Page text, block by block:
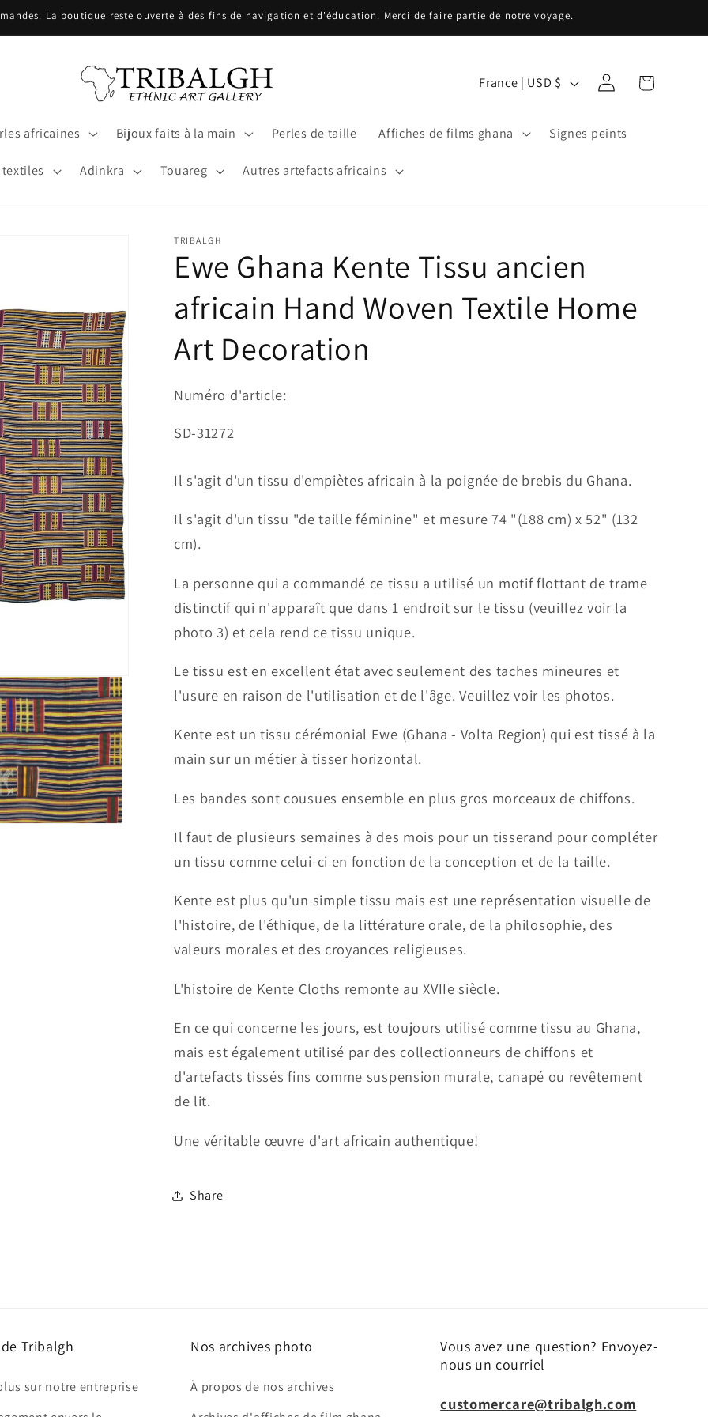
La boutique reste ouverte à des fins de navigation et d'éducation. Merci de faire partie de notre voyage.
africaines Bijoux faits à la main Perles de taille Affiches de films ghana Signes peints
Adinkra Touareg Autres artefacts africains
y
i
o
n
France | USD $ Connexion Panier
TRIBALGH
Ewe Ghana Kente Tissu ancien
africain Hand Woven Textile Home
Art Decoration
Numéro d'article:
SKU:
SD-31272
Il s'agit d'un tissu d'empiètes africain à la poignée de brebis du Ghana.
Il s'agit d'un tissu "de taille féminine" et mesure 74 "(188 cm) x 52" (132
cm).
La personne qui a commandé ce tissu a utilisé un motif flottant de trame
distinctif qui n'apparaît que dans 1 endroit sur le tissu (veuillez voir la
photo 3) et cela rend ce tissu unique.
Le tissu est en excellent état avec seulement des taches mineures et
l'usure en raison de l'utilisation et de l'âge. Veuillez voir les photos.
Kente est un tissu cérémonial Ewe (Ghana - Volta Region) qui est tissé à la
main sur un métier à tisser horizontal.
Les bandes sont cousues ensemble en plus gros morceaux de chiffons.
Il faut de plusieurs semaines à des mois pour un tisserand pour compléter
un tissu comme celui-ci en fonction de la conception et de la taille.
Kente est plus qu'un simple tissu mais est une représentation visuelle de
l'histoire, de l'éthique, de la littérature orale, de la philosophie, des
valeurs morales et des croyances religieuses.
L'histoire de Kente Cloths remonte au XVIIe siècle.
En ce qui concerne les jours, est toujours utilisé comme tissu au Ghana,
mais est également utilisé par des collectionneurs de chiffons et
d'artefacts tissés fins comme suspension murale, canapé ou revêtement
de lit.
Une véritable œuvre d'art africain authentique!
Share
Tribalgh
sur notre entreprise
Nos archives photo
À propos de nos archives
Vous avez une question? Envoyez-
nous un courriel
customercare@tribalgh.com